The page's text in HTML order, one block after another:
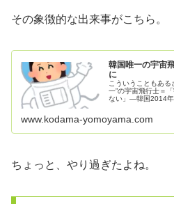
その象徴的な出来事がこちら。
韓国唯一の宇宙
に
こういうこともある
一”の宇宙飛行士＝
ない」―韓国2014年
www.kodama-yomoyama.com
ちょっと、やり過ぎたよね。